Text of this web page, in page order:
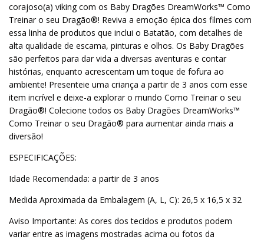
corajoso(a) viking com os Baby Dragões DreamWorks™ Como
Treinar o seu Dragão®! Reviva a emoção épica dos filmes com
essa linha de produtos que inclui o Batatão, com detalhes de
alta qualidade de escama, pinturas e olhos. Os Baby Dragões
são perfeitos para dar vida a diversas aventuras e contar
histórias, enquanto acrescentam um toque de fofura ao
ambiente! Presenteie uma criança a partir de 3 anos com esse
item incrível e deixe-a explorar o mundo Como Treinar o seu
Dragão®! Colecione todos os Baby Dragões DreamWorks™
Como Treinar o seu Dragão® para aumentar ainda mais a
diversão!
ESPECIFICAÇÕES:
Idade Recomendada: a partir de 3 anos
Medida Aproximada da Embalagem (A, L, C): 26,5 x 16,5 x 32
Aviso Importante: As cores dos tecidos e produtos podem
variar entre as imagens mostradas acima ou fotos da